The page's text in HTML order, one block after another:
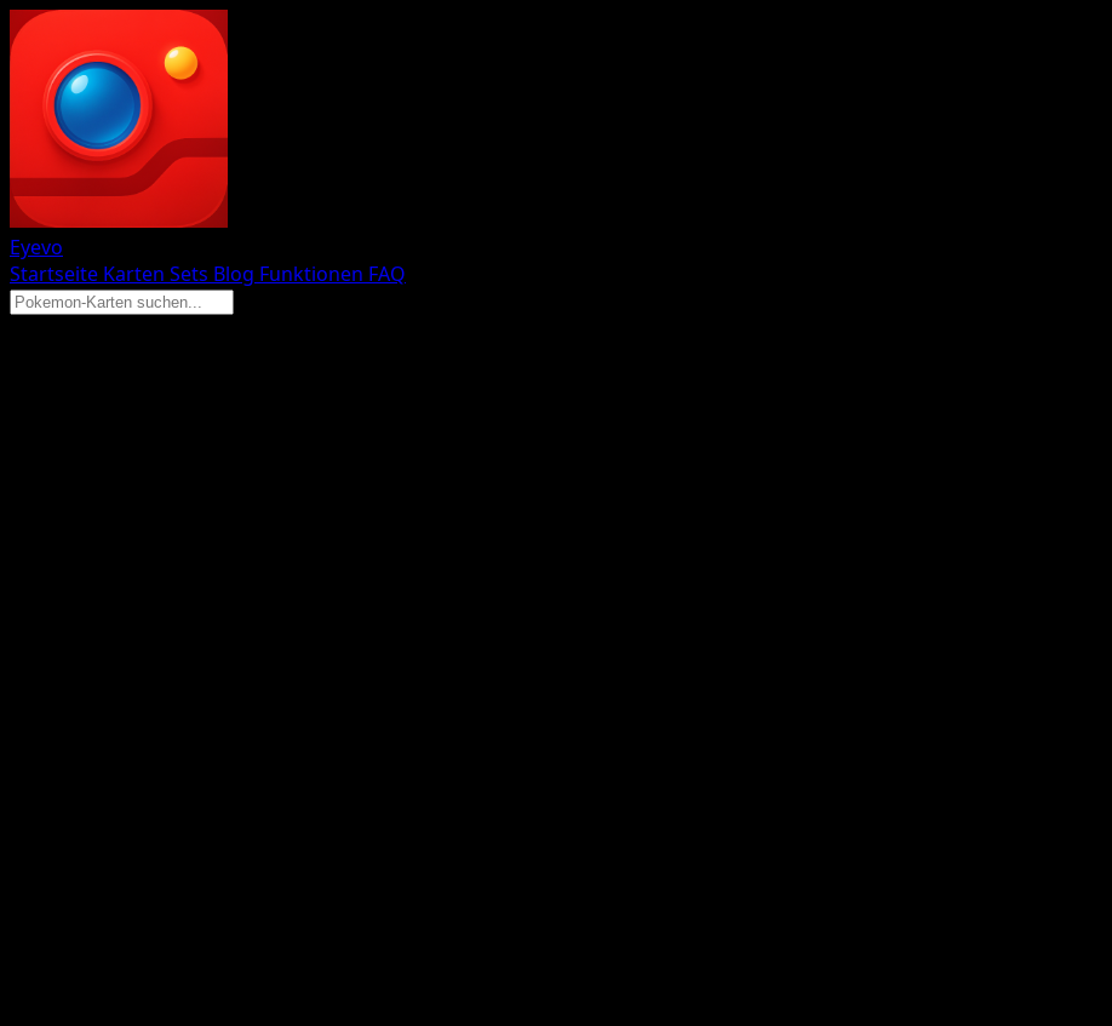
Eyevo
Startseite Karten Sets Blog Funktionen FAQ